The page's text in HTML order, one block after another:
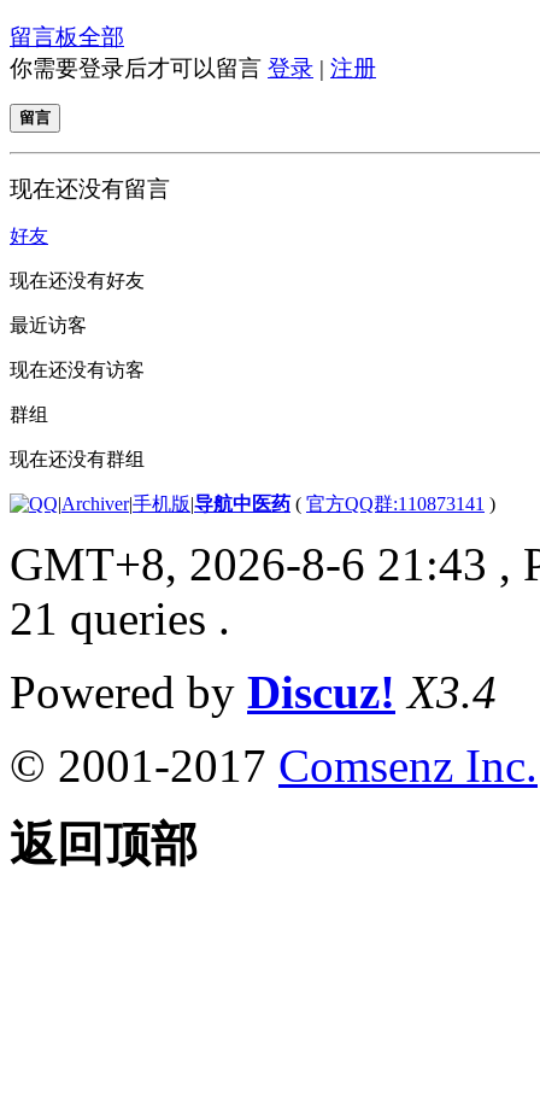
留言板全部
你需要登录后才可以留言 登录 | 注册
留言
现在还没有留言
好友
现在还没有好友
最近访客
现在还没有访客
群组
现在还没有群组
|Archiver|手机版|导航中医药 ( 官方QQ群:110873141 )
GMT+8, 2026-8-6 21:43 ,
21 queries .
Powered by Discuz! X3.4
© 2001-2017 Comsenz Inc.
返回顶部